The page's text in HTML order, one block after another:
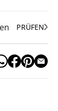
PRÜFEN